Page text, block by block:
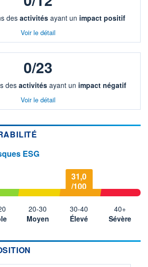
desactivités ayant un impact positif
Voir le détail
0/23
desactivités ayant un impact négatif
Voir le détail
ESG
20-30
Moyen
31,0
/100
30-40
Élevé
40+
Sévère